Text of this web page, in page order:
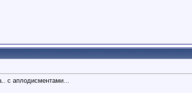
с аплодисментами...